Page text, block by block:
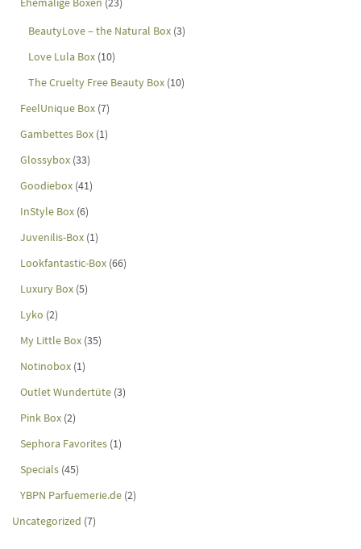
BeautyLove – the Natural Box (3)
Love Lula Box (10)
The Cruelty Free Beauty Box (10)
FeelUnique Box (7)
Gambettes Box (1)
Glossybox (33)
Goodiebox (41)
InStyle Box (6)
Juvenilis-Box (1)
Lookfantastic-Box (66)
Luxury Box (5)
Lyko (2)
My Little Box (35)
Notinobox (1)
Outlet Wundertüte (3)
Pink Box (2)
Sephora Favorites (1)
Specials (45)
YBPN Parfuemerie.de (2)
Uncategorized (7)